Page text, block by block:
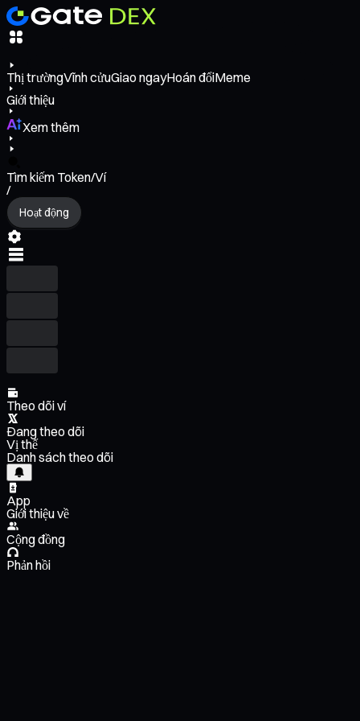
Thị trườngVĩnh cửuGiao ngayHoán đổiMeme
Giới thiệu
Xem thêm
Tìm kiếm Token/Ví
/
Hoạt động
Theo dõi ví
Đang theo dõi
Vị thế
Danh sách theo dõi
App
Giới thiệu về
Cộng đồng
Phản hồi